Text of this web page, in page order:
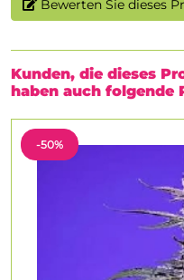
Bewerten Sie dieses
Kunden, die dieses
haben auch folgende
-50%